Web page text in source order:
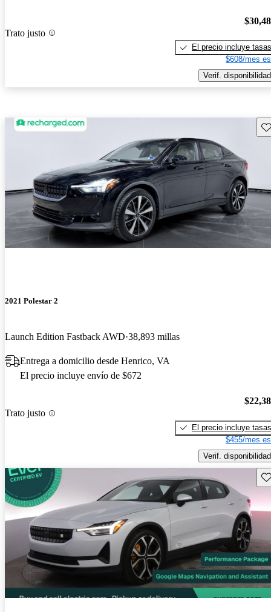
Trato justo
El precio incluye tasas
$608/mes
Verif. disponibilidad
2021 Polestar 2
Launch Edition Fastback AWD 38,893 millas
Entrega a domicilio desde Henrico, VA
El precio incluye envío de $672
Trato justo
El precio incluye tasas
$455/mes
Verif. disponibilidad